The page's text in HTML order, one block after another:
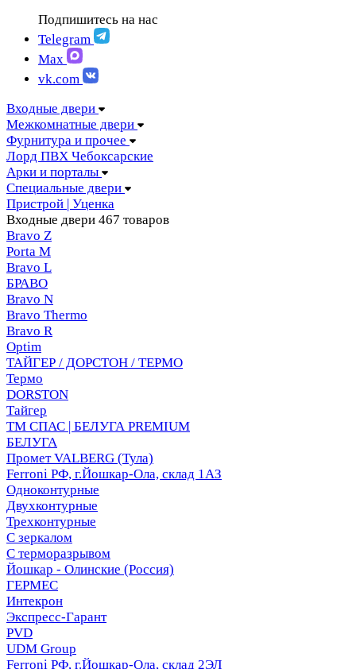
ЛОРД Чебоксары
Складные двери
Скрытые двери
FELICIA | Феличия
FUTURISTIC | Футуристик
ITALY | Италия
KANTRI | Кантри
LUMI LINE | Люми лайн
MIA MARIA | Мия Мария
MILETTI | Милетти
MODERN | Модерн
MOLLE | Молле
MONTE | Монте
PRIMA | Прима
RENAISSANCE | Ренессанс
RILIEVO | Рильево
STYLE | Стайл
TECHNO | Техно
TOCCO | ТОККО
VILLA KANTRI | Вилла кантри
Подпишитесь на нас
Telegram
Max
vk.com
Входные двери
Межкомнатные двери
Фурнитура и прочее
Лорд ПВХ Чебоксарские
Арки и порталы
Специальные двери
Пристрой | Уценка
Входные двери 467 товаров
Bravo Z
Porta М
Bravo L
БРАВО
Bravo N
Bravo Thermo
Bravo R
Optim
ТАЙГЕР / ДОРСТОН / ТЕРМО
Термо
DORSTON
Тайгер
ТМ СПАС | БЕЛУГА PREMIUM
БЕЛУГА
Промет VALBERG (Тула)
Ferroni РФ, г.Йошкар-Ола, склад 1АЗ
Одноконтурные
Двухконтурные
Трехконтурные
С зеркалом
С терморазрывом
Йошкар - Олинские (Россия)
ГЕРМЕС
Интекрон
Экспресс-Гарант
PVD
UDM Group
Ferroni РФ, г.Йошкар-Ола, склад 2ЭЛ